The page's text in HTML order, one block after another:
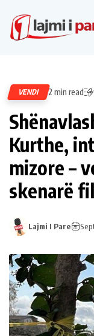
VENDI 2 min read
Kurthe,
mizore –
skenarë
Lajmi I Pare